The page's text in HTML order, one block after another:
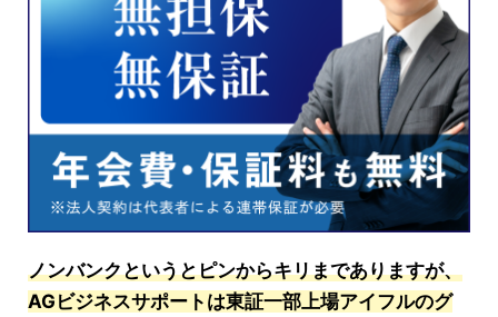
ノンバンクというとピンからキリまでありますが、
AGビジネスサポートは東証一部上場アイフルのグ